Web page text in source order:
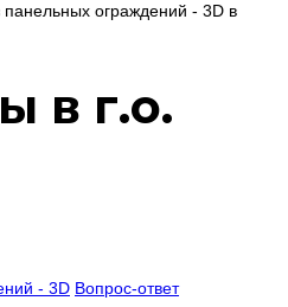
ограждений - 3D в
в г.о.
- 3D Вопрос-ответ